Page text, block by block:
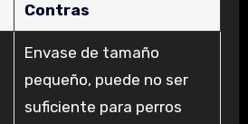
Contras
Envase de tamaño
pequeño, puede no ser
suficiente para perros